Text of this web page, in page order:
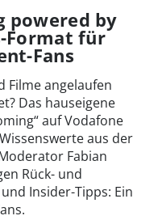
powered by
Format für
Fans
Filme angelaufen
Das hauseigene
auf Vodafone
aus der
Fabian
Rück- und
Insider-Tipps: Ein